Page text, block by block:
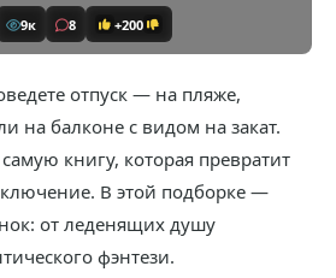
9к 8 +200
отпуск — на пляже,
на балконе с видом на закат.
книгу, которая превратит
В этой подборке —
от леденящих душу
фэнтези.